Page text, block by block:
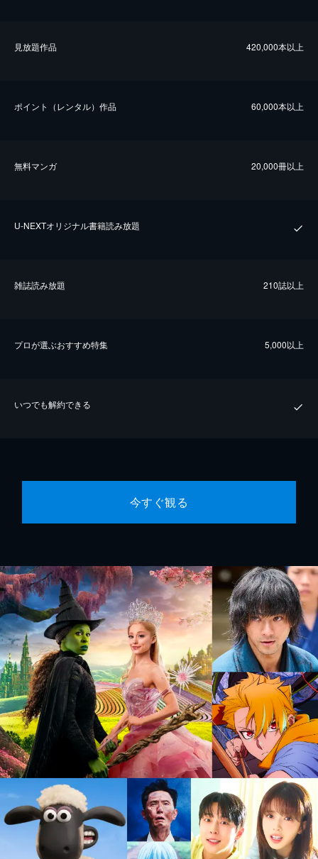
⾒放題作品 420,000本以上
ポイント（レンタル）作品 60,000本以上
無料マンガ 20,000冊以上
U-NEXTオリジナル書籍読み放題
雑誌読み放題 210誌以上
プロが選ぶおすすめ特集 5,000以上
いつでも解約できる
今すぐ観る